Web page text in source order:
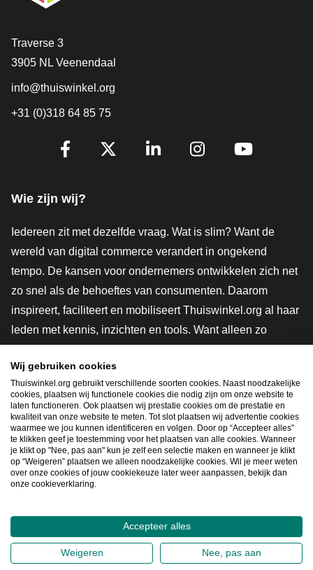
Contact
Traverse 3
3905 NL Veenendaal
info@thuiswinkel.org
+31 (0)318 64 85 75
Volg je ons al?
Wie zijn wij?
Iedereen zit met dezelfde vraag. Wat is slim? Want de
wereld van digital commerce verandert in ongekend
tempo. De kansen voor ondernemers ontwikkelen zich net
zo snel als de behoeftes van consumenten. Daarom
inspireert, faciliteert en mobiliseert Thuiswinkel.org al haar
leden met kennis, inzichten en tools. Want alleen zo
innovatievere toekomst. Dus groei ook mee en maak
shoppen slimmer.
Lid worden
Snel navigeren
2026©Thuiswinkel.org
Privacybeleid Cookieverklaring Sitemap
Wij gebruiken cookies
Thuiswinkel.org gebruikt verschillende soorten cookies. Naast noodzakelijke
cookies, plaatsen wij functionele cookies die nodig zijn om onze website te
laten functioneren. Ook plaatsen wij prestatie cookies om de prestatie en
kwaliteit van onze website te meten. Tot slot plaatsen wij advertentie cookies
waarmee we jou kunnen identificeren en volgen. Door op “Accepteer alles”
te klikken geef je toestemming voor het plaatsen van alle cookies. Wanneer
je klikt op "Nee, pas aan" kun je zelf een selectie maken en wanneer je klikt
op “Weigeren” plaatsen we alleen noodzakelijke cookies. Wil je meer weten
over onze cookies of jouw cookiekeuze later weer aanpassen, bekijk dan
onze cookieverklaring.
Accepteer alles
Weigeren Nee, pas aan